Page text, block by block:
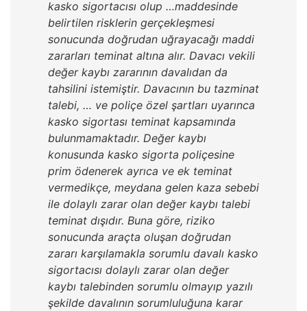
kasko sigortacısı olup …maddesinde
belirtilen risklerin gerçekleşmesi
sonucunda doğrudan uğrayacağı maddi
zararları teminat altına alır. Davacı vekili
değer kaybı zararının davalıdan da
tahsilini istemiştir. Davacının bu tazminat
talebi, … ve poliçe özel şartları uyarınca
kasko sigortası teminat kapsamında
bulunmamaktadır. Değer kaybı
konusunda kasko sigorta poliçesine
prim ödenerek ayrıca ve ek teminat
vermedikçe, meydana gelen kaza sebebi
ile dolaylı zarar olan değer kaybı talebi
teminat dışıdır. Buna göre, riziko
sonucunda araçta oluşan doğrudan
zararı karşılamakla sorumlu davalı kasko
sigortacısı dolaylı zarar olan değer
kaybı talebinden sorumlu olmayıp yazılı
şekilde davalının sorumluluğuna karar